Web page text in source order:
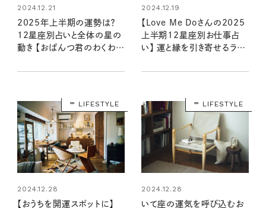
2024.12.21
2025年上半期の運勢は？
12星座別占いと全体の星の
動き 【おぱんつ君のわくわく
2024.12.19
【Love Me Doさんの2025
上半期12星座別お仕事占
い】 運と縁を引き寄せるラブ
LIFESTYLE
2024.12.28
【おうちを開運スポットに】
LIFESTYLE
2024.12.28
いて座の運気を呼び込むお